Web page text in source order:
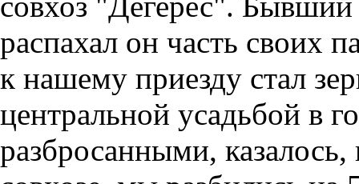
распахал он часть своих
к нашему приезду стал
центральной усадьбой в
разбросанными,